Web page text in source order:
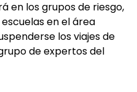
en los grupos de riesgo,
en el área
los viajes de
de expertos del